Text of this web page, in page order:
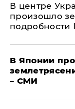
В центре
произошло
подробности
В Японии
– СМИ